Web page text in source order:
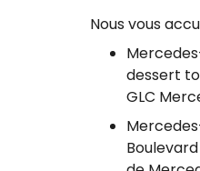
Nous vous
dessert
GLC